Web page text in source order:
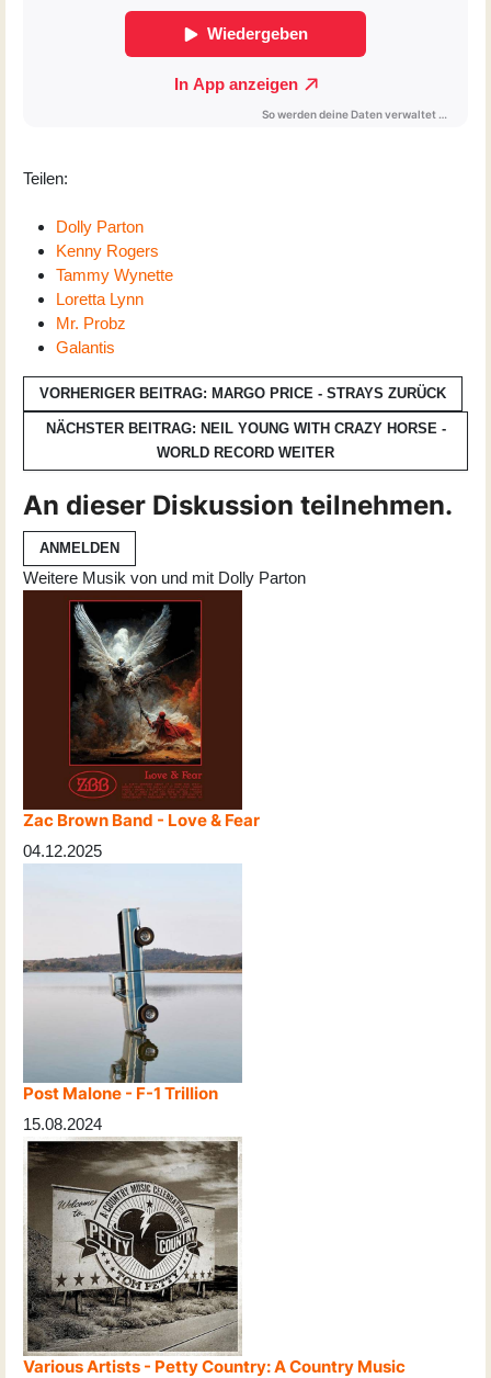
Teilen:
Dolly Parton
Kenny Rogers
Tammy Wynette
Loretta Lynn
Mr. Probz
Galantis
VORHERIGER BEITRAG: MARGO PRICE - STRAYS ZURÜCK
NÄCHSTER BEITRAG: NEIL YOUNG WITH CRAZY HORSE -
WORLD RECORD WEITER
An dieser Diskussion teilnehmen.
ANMELDEN
Weitere Musik von und mit Dolly Parton
Zac Brown Band - Love & Fear
04.12.2025
Post Malone - F-1 Trillion
15.08.2024
Various Artists - Petty Country: A Country Music